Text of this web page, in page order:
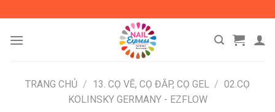
content
TRANG CHỦ / 13. CỌ VẼ, CỌ ĐẮP, CỌ GEL / 02.CỌ
KOLINSKY GERMANY - EZFLOW